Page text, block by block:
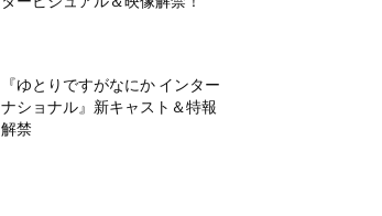
『ゆとりですがなにか インター
ナショナル』新キャスト＆特報
解禁